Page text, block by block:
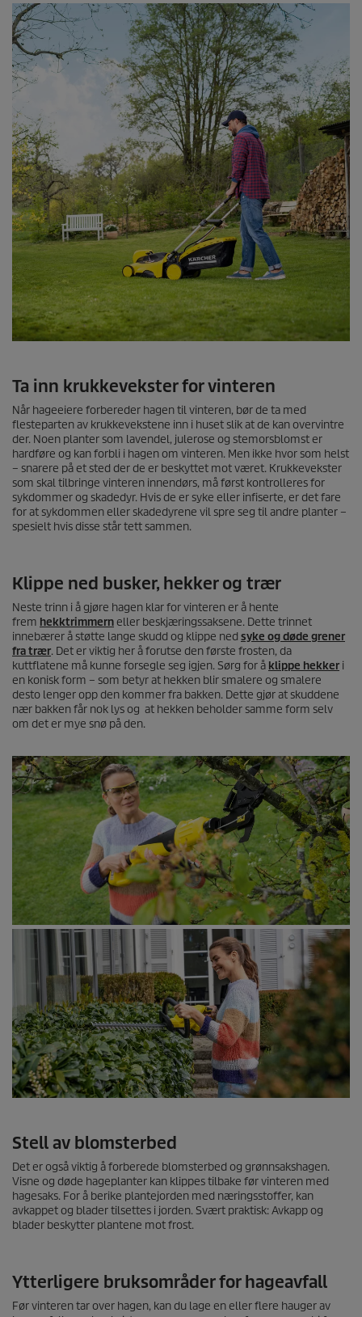
Ta inn krukkevekster for vinteren
Når hageeiere forbereder hagen til vinteren, bør de ta med
flesteparten av krukkevekstene inn i huset slik at de kan overvintre
der. Noen planter som lavendel, julerose og stemorsblomst er
hardføre og kan forbli i hagen om vinteren. Men ikke hvor som helst
– snarere på et sted der de er beskyttet mot været. Krukkevekster
som skal tilbringe vinteren innendørs, må først kontrolleres for
sykdommer og skadedyr. Hvis de er syke eller infiserte, er det fare
for at sykdommen eller skadedyrene vil spre seg til andre planter –
spesielt hvis disse står tett sammen.
Klippe ned busker, hekker og trær
Neste trinn i å gjøre hagen klar for vinteren er å hente
frem hekktrimmerneller beskjæringssaksene. Dette trinnet
innebærer å støtte lange skudd og klippe ned syke og døde grener
fra trær. Det er viktig her å forutse den første frosten, da
kuttflatene må kunne forsegle seg igjen. Sørg for å klippe hekker i
en konisk form – som betyr at hekken blir smalere og smalere
desto lenger opp den kommer fra bakken. Dette gjør at skuddene
nær bakken får nok lys og at hekken beholder samme form selv
om det er mye snø på den.
Stell av blomsterbed
Det er også viktig å forberede blomsterbed og grønnsakshagen.
Visne og døde hageplanter kan klippes tilbake før vinteren med
hagesaks. For å berike plantejorden med næringsstoffer, kan
avkappet og blader tilsettes i jorden. Svært praktisk: Avkapp og
blader beskytter plantene mot frost.
Ytterligere bruksområder for hageavfall
Før vinteren tar over hagen, kan du lage en eller flere hauger av